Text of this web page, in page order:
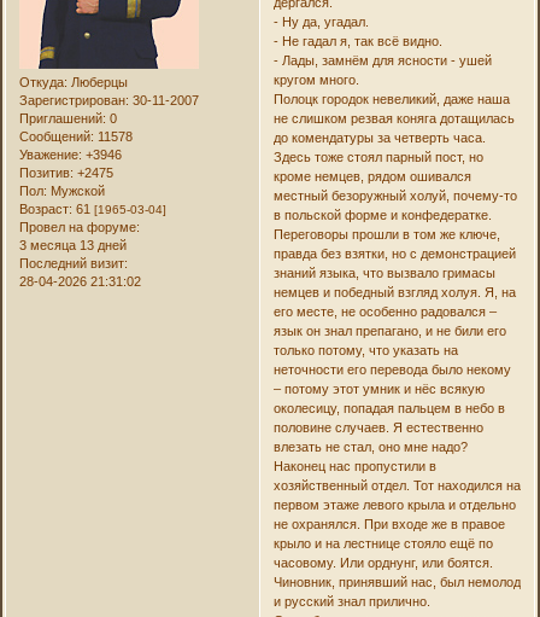
Откуда: Люберцы
Зарегистрирован: 30-11-2007
Приглашений: 0
Сообщений: 11578
Уважение: +3946
Позитив: +2475
Пол: Мужской
Возраст: 61[1965-03-04]
Провел на форуме:
3 месяца 13 дней
Последний визит:
28-04-2026 21:31:02
- Ну да, угадал.
- Не гадал я, так всё видно.
- Лады, замнём для ясности - ушей
кругом много.
Полоцк городок невеликий, даже наша
не слишком резвая коняга дотащилась
до комендатуры за четверть часа.
Здесь тоже стоял парный пост, но
кроме немцев, рядом ошивался
местный безоружный холуй, почему-то
в польской форме и конфедератке.
Переговоры прошли в том же ключе,
правда без взятки, но с демонстрацией
знаний языка, что вызвало гримасы
немцев и победный взгляд холуя. Я, на
его месте, не особенно радовался –
язык он знал препагано, и не били его
только потому, что указать на
неточности его перевода было некому
– потому этот умник и нёс всякую
околесицу, попадая пальцем в небо в
половине случаев. Я естественно
влезать не стал, оно мне надо?
Наконец нас пропустили в
хозяйственный отдел. Тот находился на
первом этаже левого крыла и отдельно
не охранялся. При входе же в правое
крыло и на лестнице стояло ещё по
часовому. Или орднунг, или боятся.
Чиновник, принявший нас, был немолод
и русский знал прилично.